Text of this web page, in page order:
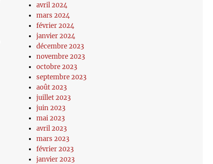
avril 2024
mars 2024
février 2024
janvier 2024
décembre 2023
novembre 2023
octobre 2023
septembre 2023
août 2023
juillet 2023
juin 2023
mai 2023
avril 2023
mars 2023
février 2023
janvier 2023